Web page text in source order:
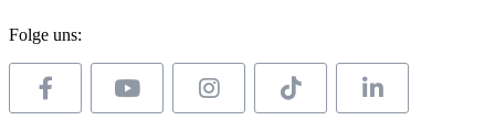
Folge uns: